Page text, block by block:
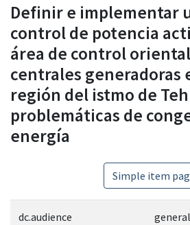
Definir e implementar
control de potencia
área de control
centrales generadoras
región del istmo de
problemáticas de
energía
Simple item
dc.audience